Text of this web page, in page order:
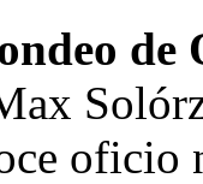
oficio